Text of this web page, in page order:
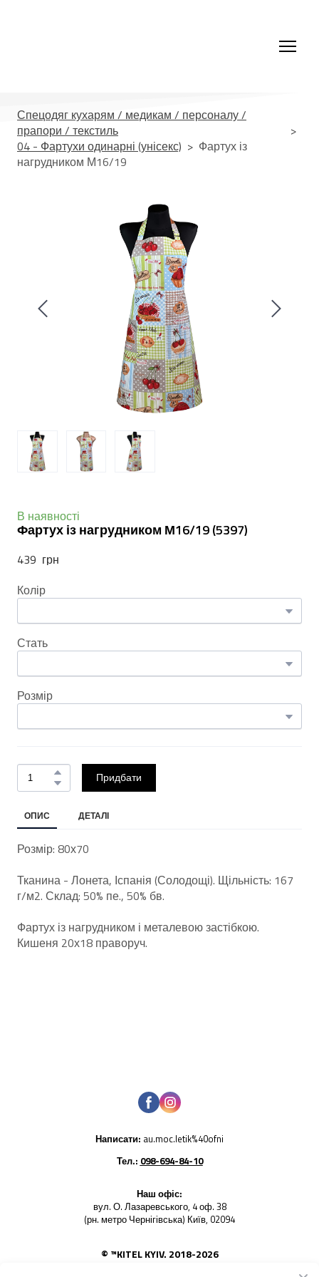
Спецодяг кухарям / медикам / персоналу /
прапори / текстиль
04 - Фартухи одинарні (унісекс)
Фартух із
нагрудником М16/19
В наявності
Фартух із нагрудником М16/19(5397)
439  грн
Колір
Стать
Розмір
Придбати
ОПИС ДЕТАЛІ
Розмір: 80х70
Тканина - Лонета, Іспанія (Солодощі). Щільність: 167
г/м2. Склад: 50% пе., 50% бв.
Фартух із нагрудником і металевою застібкою.
Кишеня 20х18 праворуч.
Написати: au.moc.letik%40ofni
Тел.: 098-694-84-10
Наш офіс:
вул. О. Лазаревського, 4 оф. 38
(рн. метро Чернігівська) Київ, 02094
© ™KITEL KYIV. 2018-2026